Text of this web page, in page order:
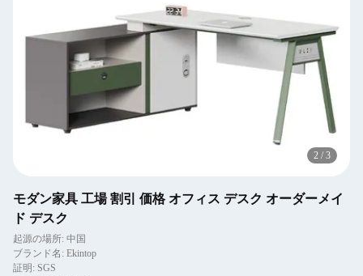
2 / 3
モダン家具 工場 割引 価格 オフィス デスク オーダーメイ
ド デスク
起源の場所: 中国
ブランド名: Ekintop
証明: SGS